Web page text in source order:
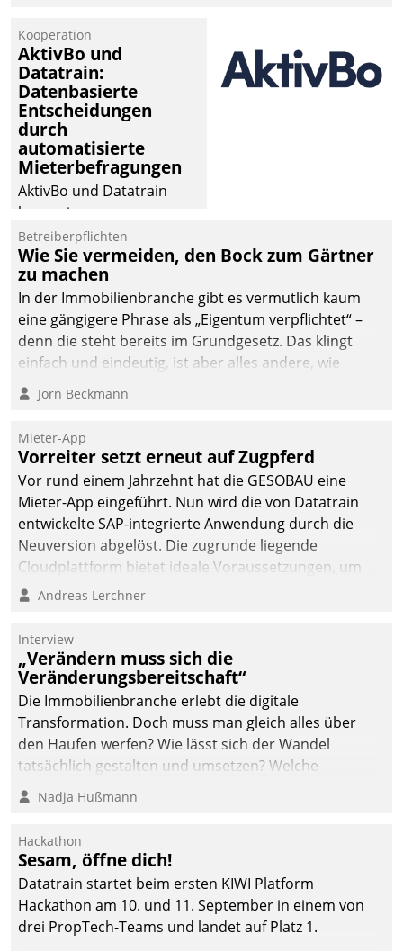
Kooperation
AktivBo und
Datatrain:
Datenbasierte
Entscheidungen
durch
automatisierte
Mieterbefragungen
AktivBo und Datatrain
kooperieren –
Immobilienunternehmen
profitieren: Die nahtlose
Integration der Lösungen
von AktivBo und
Datatrain ermöglicht
automatisiert ausgelöste,
zielgerichtete
Mieterbefragungen – eine
starke Grundlage für
intelligente,
datengestützte
Entscheidungen.
Betreiberpflichten
Wie Sie vermeiden, den Bock zum Gärtner
zu machen
In der Immobilienbranche gibt es vermutlich kaum
eine gängigere Phrase als „Eigentum verpflichtet“ –
denn die steht bereits im Grundgesetz. Das klingt
einfach und eindeutig, ist aber alles andere, wie
Branchenbeschäftigte wissen. Denn mit der
Verantwortung folgen Verpflichtungen.
Jörn Beckmann
Mieter-App
Vorreiter setzt erneut auf Zugpferd
Vor rund einem Jahrzehnt hat die GESOBAU eine
Mieter-App eingeführt. Nun wird die von Datatrain
entwickelte SAP-integrierte Anwendung durch die
Neuversion abgelöst. Die zugrunde liegende
Cloudplattform bietet ideale Voraussetzungen, um
die Funktionalität der App zu erweitern und weitere
integrieren.
Andreas Lerchner
Interview
„Verändern muss sich die
Veränderungsbereitschaft“
Die Immobilienbranche erlebt die digitale
Transformation. Doch muss man gleich alles über
den Haufen werfen? Wie lässt sich der Wandel
tatsächlich gestalten und umsetzen? Welche
Argumente zählen wirklich?
Nadja Hußmann
Hackathon
Sesam, öffne dich!
Datatrain startet beim ersten KIWI Platform
Hackathon am 10. und 11. September in einem von
drei PropTech-Teams und landet auf Platz 1.